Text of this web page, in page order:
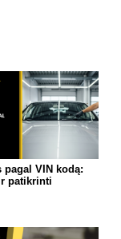
pagal VIN kodą:
patikrinti